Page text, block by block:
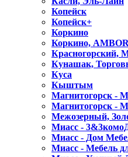
Копейск
Копейск+
Коркино
Коркино,
Кунашак,
Куса
Кыштым
Магнитогорск -
Магнитогорск -
Межозерный,
Миасс -
Миасс - Дом
Миасс - Мебель